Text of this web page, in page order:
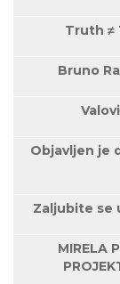
Truth ≠
Bruno
Objavljen je
Zaljubite se
MIRELA